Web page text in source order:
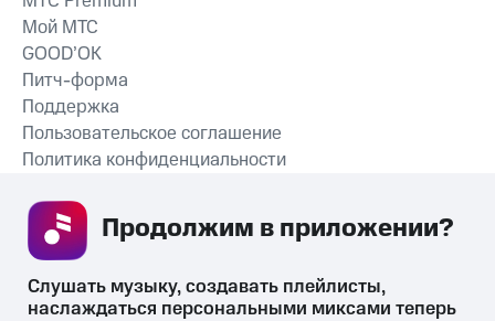
СКАЧАТЬ ПРИЛОЖЕНИЕ
Мой МТС
GOOD’OK
Питч-форма
Поддержка
Пользовательское соглашение
Политика конфиденциальности
Слушать музыку, создавать плейлисты,
наслаждаться персональными миксами теперь